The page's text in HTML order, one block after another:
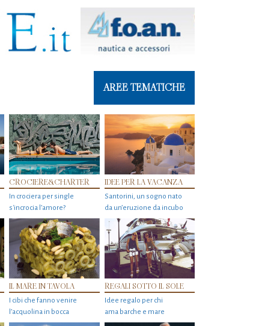
AREE TEMATICHE
CROCIERE&CHARTER
In crociera per single
s'incrocia l’amore?
IDEE PER LA VACANZA
Santorini, un sogno nato
da un’eruzione da incubo
IL MARE IN TAVOLA
I cibi che fanno venire
l’acquolina in bocca
REGALI SOTTO IL SOLE
Idee regalo per chi
ama barche e mare